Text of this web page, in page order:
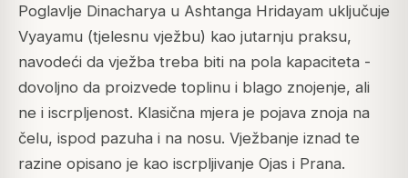
Poglavlje Dinacharya u Ashtanga Hridayam uključuje
Vyayamu (tjelesnu vježbu) kao jutarnju praksu,
navodeći da vježba treba biti na pola kapaciteta -
dovoljno da proizvede toplinu i blago znojenje, ali
ne i iscrpljenost. Klasična mjera je pojava znoja na
čelu, ispod pazuha i na nosu. Vježbanje iznad te
razine opisano je kao iscrpljivanje Ojas i Prana.